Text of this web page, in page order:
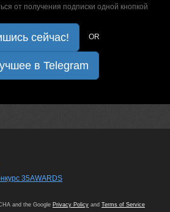
от получения подписки одной кнопкой
сейчас! OR
в Telegram
35AWARDS
and the Google Privacy Policy and Terms of Service